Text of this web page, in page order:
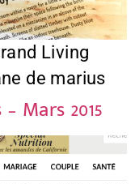
Living
de marius
Mars 2015